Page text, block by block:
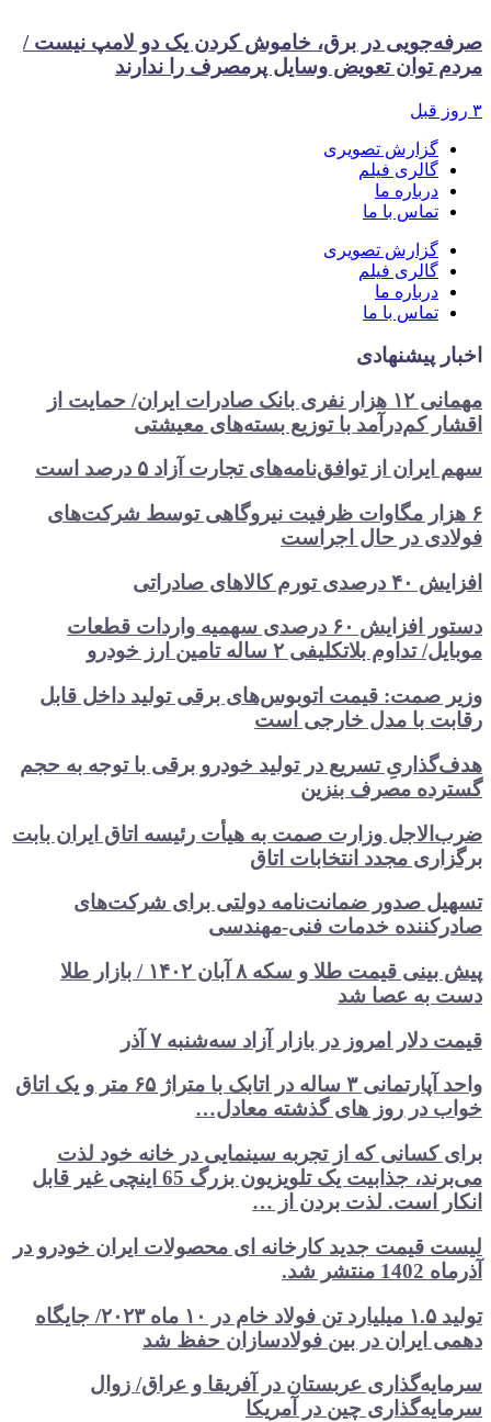
صرفه‌جویی در برق، خاموش کردن یک دو لامپ نیست /
مردم توان تعویض وسایل پرمصرف را ندارند
۳ روز قبل
گزارش تصویری
گالری فیلم
درباره ما
تماس با ما
گزارش تصویری
گالری فیلم
درباره ما
تماس با ما
اخبار پیشنهادی
مهمانی ۱۲ هزار نفری بانک صادرات ایران/ حمایت از
اقشار کم‌درآمد با توزیع بسته‌های معیشتی
سهم ایران از توافق‌نامه‌های تجارت آزاد ۵ درصد است
۶ هزار مگاوات ظرفیت نیروگاهی توسط شرکت‌های
فولادی در حال اجراست
افزایش ۴۰ درصدی تورم کالاهای صادراتی
دستور افزایش ۶۰ درصدی سهمیه واردات قطعات
موبایل/ تداوم بلاتکلیفی ۲ ساله تامین ارز خودرو
وزیر صمت: قیمت اتوبوس‌های برقی تولید داخل قابل
رقابت با مدل خارجی است
هدف‌گذاریِ تسریع در تولید خودرو‌ برقی با توجه به حجم
گسترده مصرف‌ بنزین‌
ضرب‌الاجل وزارت صمت به هیأت رئیسه اتاق‌ ایران بابت
برگزاری مجدد انتخابات اتاق
تسهیل صدور ضمانت‌نامه دولتی برای شرکت‌های
صادرکننده خدمات فنی-مهندسی
پیش بینی قیمت طلا و سکه ۸ آبان ۱۴۰۲ / بازار طلا
دست‌ به عصا شد
قیمت دلار امروز در بازار آزاد سه‌شنبه ۷ آذر
واحد آپارتمانی ۳ ساله در اتابک با متراژ ۶۵ متر و یک اتاق
خواب در روز های گذشته معادل…
برای کسانی که از تجربه سینمایی در خانه خود لذت
می‌برند، جذابیت یک تلویزیون بزرگ 65 اینچی غیر قابل
انکار است. لذت بردن از …
لیست قیمت جدید کارخانه ای محصولات ایران خودرو در
آذرماه 1402 منتشر شد.
تولید ۱.۵ میلیارد تن فولاد خام در ۱۰ ماه ۲۰۲۳/ جایگاه
دهمی ایران در بین فولادسازان حفظ شد
سرمایه‌گذاری عربستان در آفریقا و عراق/ زوال
سرمایه‌گذاری چین در آمریکا